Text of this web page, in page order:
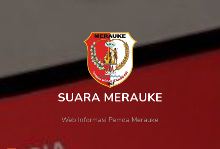
SUARA MERAUKE
Web Informasi Pemda Merauke